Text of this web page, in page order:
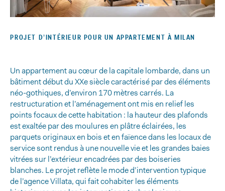
Retour
PROJET D’INTÉRIEUR POUR UN APPARTEMENT À MILAN
Un appartement au cœur de la capitale lombarde, dans un
bâtiment début du XXe siècle caractérisé par des éléments
néo-gothiques, d’environ 170 mètres carrés. La
restructuration et l’aménagement ont mis en relief les
points focaux de cette habitation : la hauteur des plafonds
est exaltée par des moulures en plâtre éclairées, les
parquets originaux en bois et en faïence dans les locaux de
service sont rendus à une nouvelle vie et les grandes baies
vitrées sur l’extérieur encadrées par des boiseries
blanches. Le projet reflète le mode d’intervention typique
de l’agence Villata, qui fait cohabiter les éléments